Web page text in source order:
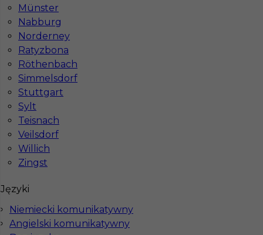
Münster
Nabburg
Norderney
Ratyzbona
Röthenbach
Simmelsdorf
Stuttgart
Sylt
Teisnach
Veilsdorf
Willich
Zingst
Języki
Niemiecki komunikatywny
Angielski komunikatywny
Stawka 15 - 17 € / h
Regipsiarz praca bez języka Niemcy
Szpachlarz
Lokalizacja Niemcy , Augsburg
Wymagane języki Bez języka